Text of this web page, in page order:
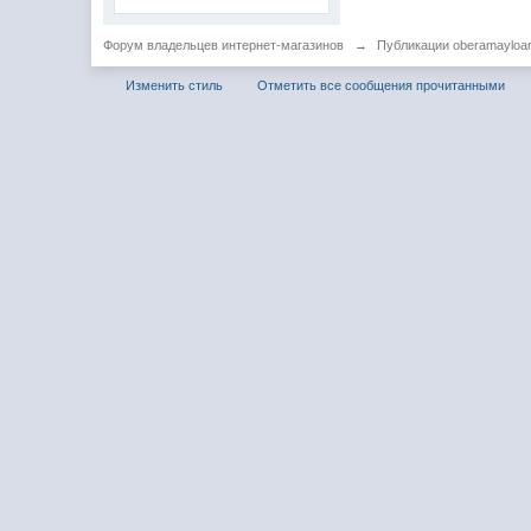
Форум владельцев интернет-магазинов → Публикации
Изменить стиль Отметить все сообщения прочитанными